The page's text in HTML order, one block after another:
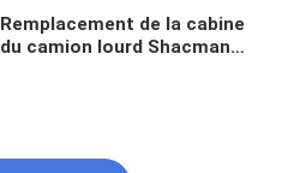
Remplacement de la cabine
du camion lourd Shacman